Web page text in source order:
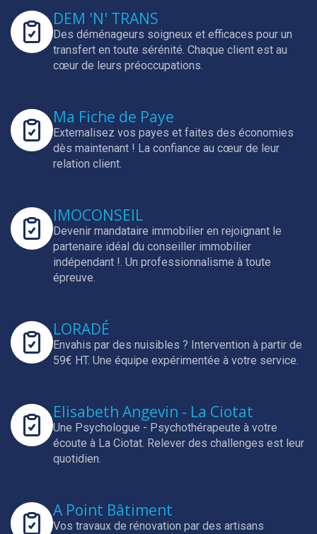
DEM 'N' TRANS
Des déménageurs soigneux et efficaces pour un
transfert en toute sérénité. Chaque client est au
cœur de leurs préoccupations.
Ma Fiche de Paye
Externalisez vos payes et faites des économies
dès maintenant ! La confiance au cœur de leur
relation client.
IMOCONSEIL
Devenir mandataire immobilier en rejoignant le
partenaire idéal du conseiller immobilier
indépendant !. Un professionnalisme à toute
épreuve.
LORADÉ
Envahis par des nuisibles ? Intervention à partir de
59€ HT. Une équipe expérimentée à votre service.
Elisabeth Angevin - La Ciotat
Une Psychologue - Psychothérapeute à votre
écoute à La Ciotat. Relever des challenges est leur
quotidien.
A Point Bâtiment
Vos travaux de rénovation par des artisans